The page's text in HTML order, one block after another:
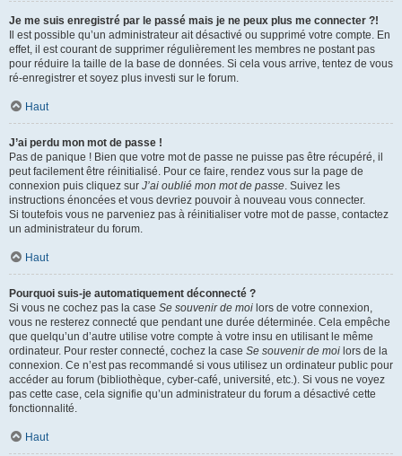
Je me suis enregistré par le passé mais je ne peux plus me connecter ?!
Il est possible qu’un administrateur ait désactivé ou supprimé votre compte. En
effet, il est courant de supprimer régulièrement les membres ne postant pas
pour réduire la taille de la base de données. Si cela vous arrive, tentez de vous
ré-enregistrer et soyez plus investi sur le forum.
Haut
J’ai perdu mon mot de passe !
Pas de panique ! Bien que votre mot de passe ne puisse pas être récupéré, il
peut facilement être réinitialisé. Pour ce faire, rendez vous sur la page de
connexion puis cliquez sur J’ai oublié mon mot de passe. Suivez les
instructions énoncées et vous devriez pouvoir à nouveau vous connecter.
Si toutefois vous ne parveniez pas à réinitialiser votre mot de passe, contactez
un administrateur du forum.
Haut
Pourquoi suis-je automatiquement déconnecté ?
Si vous ne cochez pas la case Se souvenir de moi lors de votre connexion,
vous ne resterez connecté que pendant une durée déterminée. Cela empêche
que quelqu’un d’autre utilise votre compte à votre insu en utilisant le même
ordinateur. Pour rester connecté, cochez la case Se souvenir de moi lors de la
connexion. Ce n’est pas recommandé si vous utilisez un ordinateur public pour
accéder au forum (bibliothèque, cyber-café, université, etc.). Si vous ne voyez
pas cette case, cela signifie qu’un administrateur du forum a désactivé cette
fonctionnalité.
Haut